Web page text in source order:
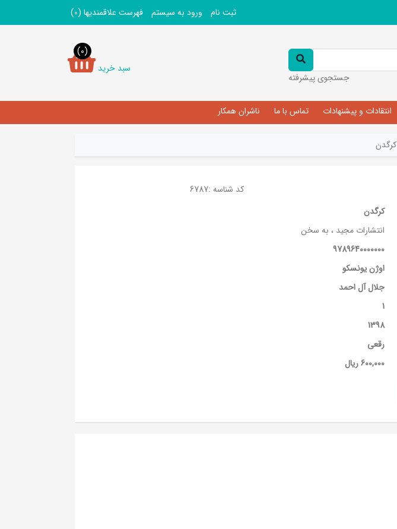
ثبت نام ورود به سیستم فهرست علاقمندیها (0)
جستجوی پیشرفته
سبد خرید
(0)
انتقادات و پیشنهادات تماس با ما ناشران همکار
کرگدن
کد شناسه :6787
کرگدن
انتشارات مجید ، به سخن
9789640000000
اوژن یونسکو
جلال آل احمد
1
1398
رقعی
600,000 ریال